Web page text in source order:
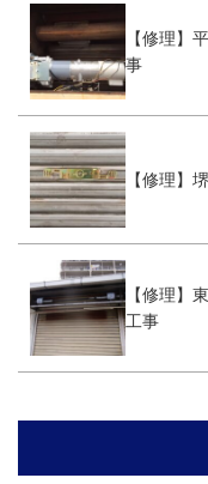
【修理】
事
【修理】
【修理】
工事